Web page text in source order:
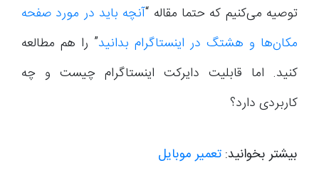
توصیه می‌کنیم که حتما مقاله “آنچه باید در مورد صفحه
مکان‌ها و هشتگ در اینستاگرام بدانید” را هم مطالعه
کنید. اما قابلیت دایرکت اینستاگرام چیست و چه
کاربردی دارد؟
بیشتر بخوانید: تعمیر موبایل